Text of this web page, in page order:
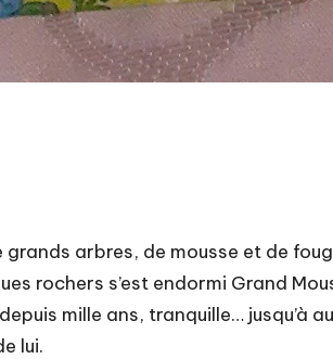
grands arbres, de mousse et de
rochers s’est endormi Grand
mille ans, tranquille… jusqu’à
lui.